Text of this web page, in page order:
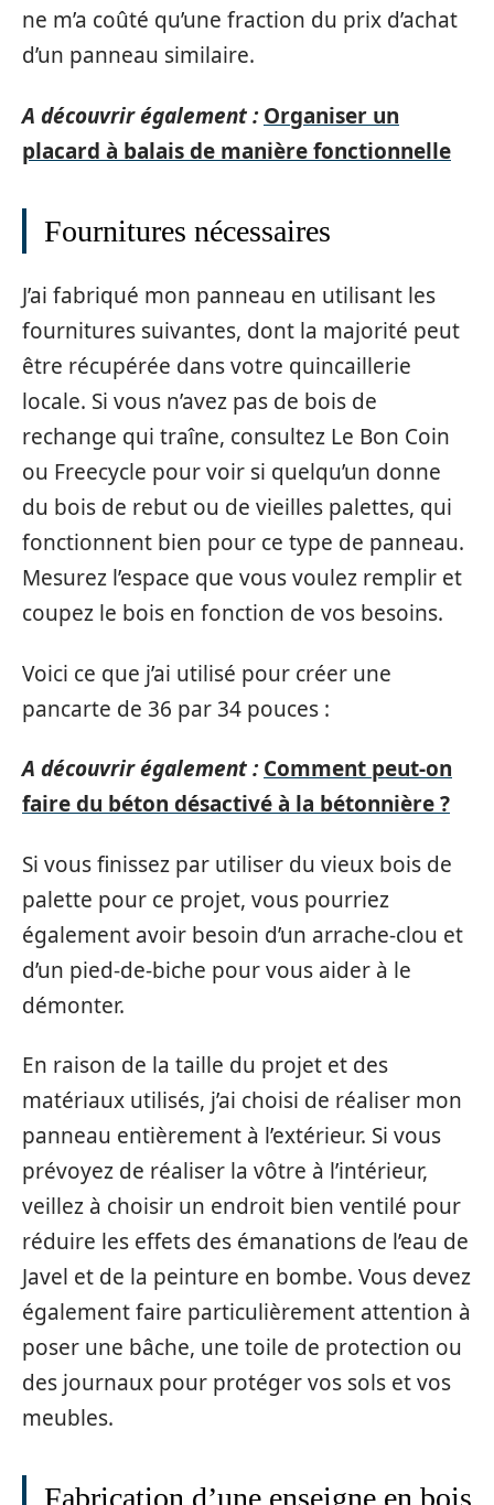
ne m’a coûté qu’une fraction du prix d’achat
d’un panneau similaire.
A découvrir également : Organiser un
placard à balais de manière fonctionnelle
Fournitures nécessaires
J’ai fabriqué mon panneau en utilisant les
fournitures suivantes, dont la majorité peut
être récupérée dans votre quincaillerie
locale. Si vous n’avez pas de bois de
rechange qui traîne, consultez Le Bon Coin
ou Freecycle pour voir si quelqu’un donne
du bois de rebut ou de vieilles palettes, qui
fonctionnent bien pour ce type de panneau.
Mesurez l’espace que vous voulez remplir et
coupez le bois en fonction de vos besoins.
Voici ce que j’ai utilisé pour créer une
pancarte de 36 par 34 pouces :
A découvrir également : Comment peut-on
faire du béton désactivé à la bétonnière ?
Si vous finissez par utiliser du vieux bois de
palette pour ce projet, vous pourriez
également avoir besoin d’un arrache-clou et
d’un pied-de-biche pour vous aider à le
démonter.
En raison de la taille du projet et des
matériaux utilisés, j’ai choisi de réaliser mon
panneau entièrement à l’extérieur. Si vous
prévoyez de réaliser la vôtre à l’intérieur,
veillez à choisir un endroit bien ventilé pour
réduire les effets des émanations de l’eau de
Javel et de la peinture en bombe. Vous devez
également faire particulièrement attention à
poser une bâche, une toile de protection ou
des journaux pour protéger vos sols et vos
meubles.
Fabrication d’une enseigne en bois